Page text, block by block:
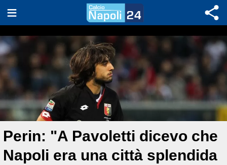
Perin: "A Pavoletti dicevo che
Napoli era una città splendida